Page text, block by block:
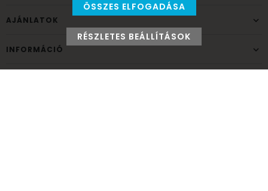
AJÁNLATOK
INFORMÁCIÓ
ÖSSZES ELFOGADÁSA
RÉSZLETES BEÁLLÍTÁSOK